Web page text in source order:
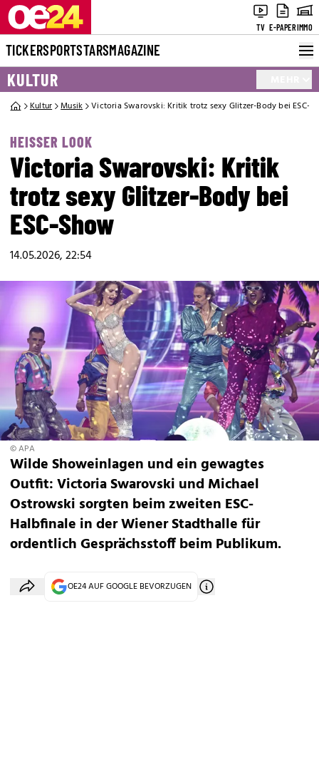
TV E-PAPERIMMO
TICKERSPORTSTARSMAGAZINE
KULTUR
Kultur Musik Victoria Swarovski: Kritik trotz sexy Glitzer-Body bei ESC-
HEISSER LOOK
Victoria Swarovski: Kritik
trotz sexy Glitzer-Body bei
ESC-Show
14.05.2026, 22:54
© APA
Wilde Showeinlagen und ein gewagtes
Outfit: Victoria Swarovski und Michael
Ostrowski sorgten beim zweiten ESC-
Halbfinale in der Wiener Stadthalle für
ordentlich Gesprächsstoff beim Publikum.
OE24 AUF GOOGLE BEVORZUGEN